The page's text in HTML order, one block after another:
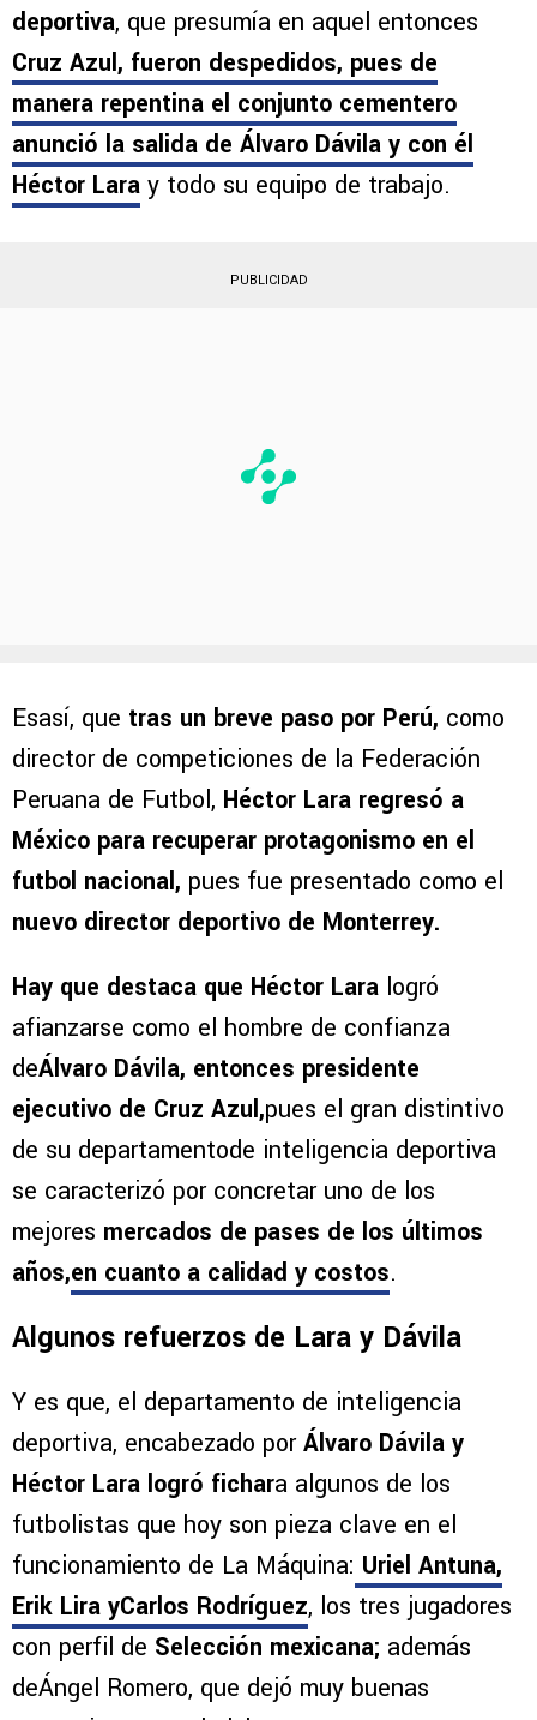
deportiva, que presumía en aquel entonces
Cruz Azul, fueron despedidos, pues de
manera repentina el conjunto cementero
anunció la salida de Álvaro Dávila y con él
Héctor Lara y todo su equipo de trabajo.
PUBLICIDAD
Esasí, que tras un breve paso por Perú, como
director de competiciones de la Federación
Peruana de Futbol, Héctor Lara regresó a
México para recuperar protagonismo en el
futbol nacional, pues fue presentado como el
nuevo director deportivo de Monterrey.
Hay que destaca que Héctor Lara logró
afianzarse como el hombre de confianza
deÁlvaro Dávila, entonces presidente
ejecutivo de Cruz Azul,pues el gran distintivo
de su departamentode inteligencia deportiva
se caracterizó por concretar uno de los
mejores mercados de pases de los últimos
años,en cuanto a calidad y costos.
Algunos refuerzos de Lara y Dávila
Y es que, el departamento de inteligencia
deportiva, encabezado porÁlvaro Dávila y
Héctor Lara logró fichara algunos de los
futbolistas que hoy son pieza clave en el
funcionamiento de La Máquina: Uriel Antuna,
Erik Lira yCarlos Rodríguez, los tres jugadores
con perfil de Selección mexicana; además
deÁngel Romero, que dejó muy buenas